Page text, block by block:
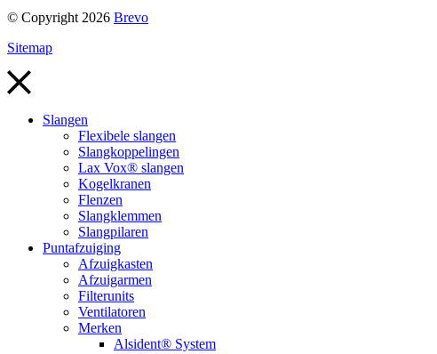
© Copyright 2026 Brevo
Sitemap
Slangen
Flexibele slangen
Slangkoppelingen
Lax Vox® slangen
Kogelkranen
Flenzen
Slangklemmen
Slangpilaren
Puntafzuiging
Afzuigkasten
Afzuigarmen
Filterunits
Ventilatoren
Merken
Alsident® System